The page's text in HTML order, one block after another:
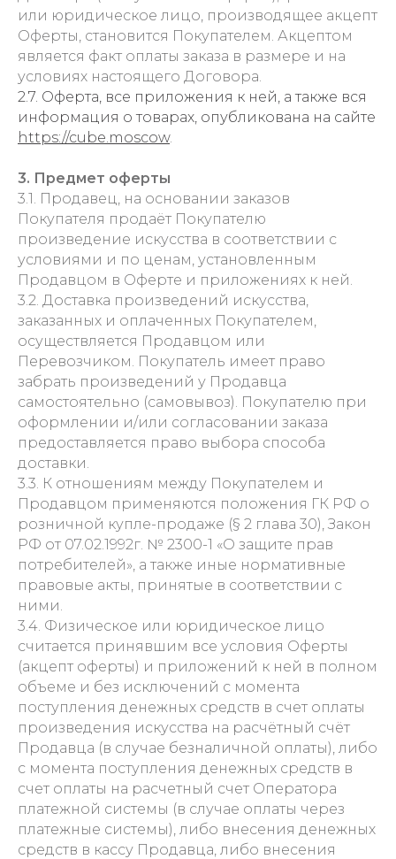
или юридическое лицо, производящее акцепт
Оферты, становится Покупателем. Акцептом
является факт оплаты заказа в размере и на
условиях настоящего Договора.
2.7. Оферта, все приложения к ней, а также вся
информация о товарах, опубликована на сайте
https://cube.moscow.
3. Предмет оферты
3.1. Продавец, на основании заказов
Покупателя продаёт Покупателю
произведение искусства в соответствии с
условиями и по ценам, установленным
Продавцом в Оферте и приложениях к ней.
3.2. Доставка произведений искусства,
заказанных и оплаченных Покупателем,
осуществляется Продавцом или
Перевозчиком. Покупатель имеет право
забрать произведений у Продавца
самостоятельно (самовывоз). Покупателю при
оформлении и/или согласовании заказа
предоставляется право выбора способа
доставки.
3.3. К отношениям между Покупателем и
Продавцом применяются положения ГК РФ о
розничной купле-продаже (§ 2 глава 30), Закон
РФ от 07.02.1992г. № 2300-1 «О защите прав
потребителей», а также иные нормативные
правовые акты, принятые в соответствии с
ними.
3.4. Физическое или юридическое лицо
считается принявшим все условия Оферты
(акцепт оферты) и приложений к ней в полном
объеме и без исключений с момента
поступления денежных средств в счет оплаты
произведения искусства на расчётный счёт
Продавца (в случае безналичной оплаты), либо
с момента поступления денежных средств в
счет оплаты на расчетный счет Оператора
платежной системы (в случае оплаты через
платежные системы), либо внесения денежных
средств в кассу Продавца, либо внесения